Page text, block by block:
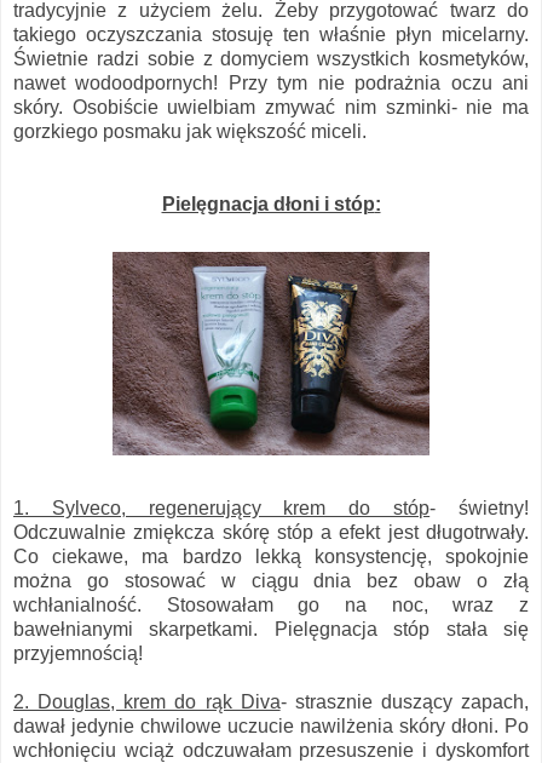
tradycyjnie z użyciem żelu. Żeby przygotować twarz do
takiego oczyszczania stosuję ten właśnie płyn micelarny.
Świetnie radzi sobie z domyciem wszystkich kosmetyków,
nawet wodoodpornych! Przy tym nie podrażnia oczu ani
skóry. Osobiście uwielbiam zmywać nim szminki- nie ma
gorzkiego posmaku jak większość miceli.
Pielęgnacja dłoni i stóp:
1. Sylveco, regenerujący krem do stóp- świetny!
Odczuwalnie zmiękcza skórę stóp a efekt jest długotrwały.
Co ciekawe, ma bardzo lekką konsystencję, spokojnie
można go stosować w ciągu dnia bez obaw o złą
wchłanialność. Stosowałam go na noc, wraz z
bawełnianymi skarpetkami. Pielęgnacja stóp stała się
przyjemnością!
2. Douglas, krem do rąk Diva- strasznie duszący zapach,
dawał jedynie chwilowe uczucie nawilżenia skóry dłoni. Po
wchłonięciu wciąż odczuwałam przesuszenie i dyskomfort